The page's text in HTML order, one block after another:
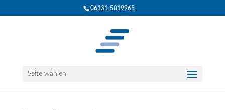
06131-5019965
Seite wählen